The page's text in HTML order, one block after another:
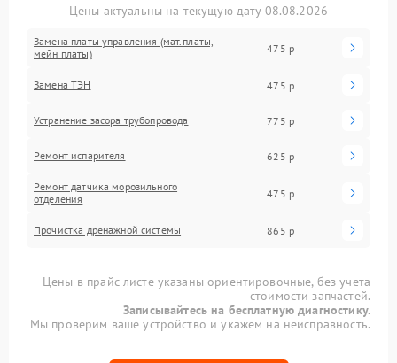
Цены актуальны на текущую дату 08.08.2026
Замена платы управления (мат.платы,
мейн платы)
475 р
Замена ТЭН 475 р
Устранение засора трубопровода 775 р
Ремонт испарителя 625 р
Ремонт датчика морозильного
отделения
475 р
Прочистка дренажной системы 865 р
Цены в прайс-листе указаны ориентировочные, без учета
стоимости запчастей.
Записывайтесь на бесплатную диагностику.
Мы проверим ваше устройство и укажем на неисправность.